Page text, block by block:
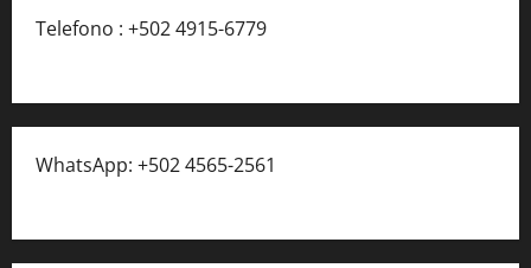
Telefono : +502 4915-6779
WhatsApp: +502 4565-2561